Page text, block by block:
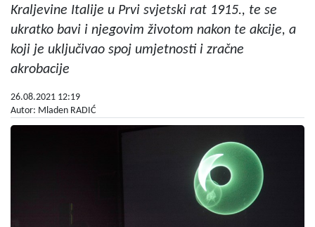
Kraljevine Italije u Prvi svjetski rat 1915., te se
ukratko bavi i njegovim životom nakon te akcije, a
koji je uključivao spoj umjetnosti i zračne
akrobacije
26.08.2021 12:19
Autor: Mladen RADIĆ